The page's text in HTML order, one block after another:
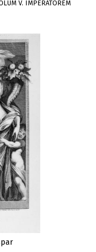
V. IMPERATOREM